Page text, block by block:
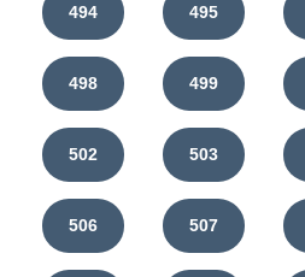
494 495
498 499
502 503
506 507